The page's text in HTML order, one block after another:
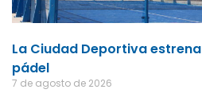
La Ciudad Deportiva
pádel
7 de agosto de 2026